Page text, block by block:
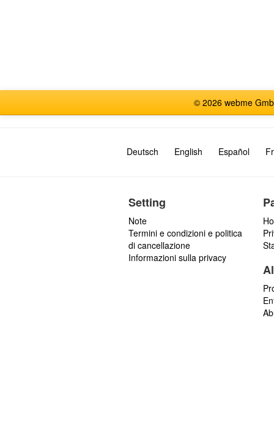
© 2026 webme
Deutsch English Español
Setting
Note
Termini e condizioni e politica
di cancellazione
Informazioni sulla privacy